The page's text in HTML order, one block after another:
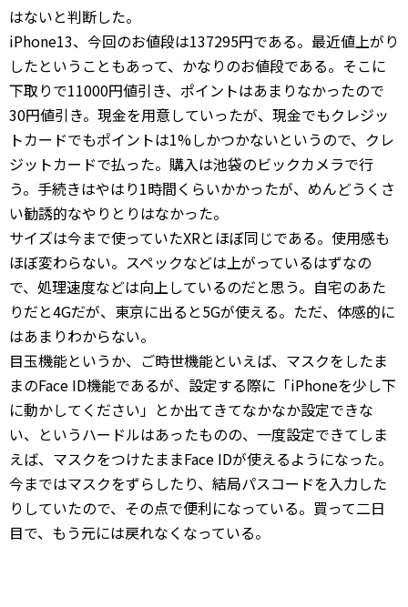
はないと判断した。
iPhone13、今回のお値段は137295円である。最近値上がり
したということもあって、かなりのお値段である。そこに
下取りで11000円値引き、ポイントはあまりなかったので
30円値引き。現金を用意していったが、現金でもクレジッ
トカードでもポイントは1%しかつかないというので、クレ
ジットカードで払った。購入は池袋のビックカメラで行
う。手続きはやはり1時間くらいかかったが、めんどうくさ
い勧誘的なやりとりはなかった。
サイズは今まで使っていたXRとほぼ同じである。使用感も
ほぼ変わらない。スペックなどは上がっているはずなの
で、処理速度などは向上しているのだと思う。自宅のあた
りだと4Gだが、東京に出ると5Gが使える。ただ、体感的に
はあまりわからない。
目玉機能というか、ご時世機能といえば、マスクをしたま
まのFace ID機能であるが、設定する際に「iPhoneを少し下
に動かしてください」とか出てきてなかなか設定できな
い、というハードルはあったものの、一度設定できてしま
えば、マスクをつけたままFace IDが使えるようになった。
今まではマスクをずらしたり、結局パスコードを入力した
りしていたので、その点で便利になっている。買って二日
目で、もう元には戻れなくなっている。